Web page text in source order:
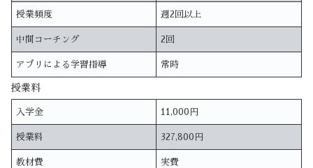
授業頻度 週2回以上
中間コーチング 2回
アプリによる学習指導 常時
授業料
入学金 11,000円
授業料 327,800円
教材費 実費